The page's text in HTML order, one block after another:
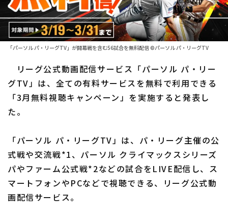
順位表･成績
1軍公式戦
ファーム東地区
ファーム中地区
選手名鑑
北海道日本ハムファイターズ
東北楽天ゴールデンイーグルス
千葉ロッテマリーンズ
オリックス・バファローズ
福岡ソフトバンクホークス
「パーソル パ・リーグTV」が開幕戦を含む56試合を無料配信 ©パーソル パ・リーグTV
リーグ公式動画配信サービス「パーソル パ・リー
グTV」は、全ての有料サービスを無料で利用できる
「3月無料視聴キャンペーン」を実施すると発表し
た。
「パーソル パ・リーグTV」は、パ・リーグ主催の公
式戦や交流戦*1、パーソル クライマックスシリーズ
パやファーム公式戦*2などの試合をLIVE配信し、ス
マートフォンやPCなどで視聴できる、リーグ公式動
画配信サービス。